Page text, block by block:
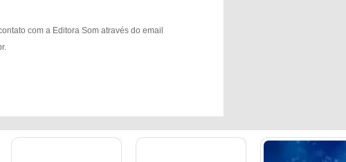
com a Editora Som através do email